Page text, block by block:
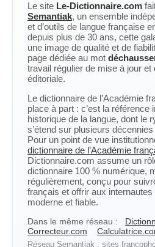
Le site Le-Dictionnaire.com
Semantiak, un ensemble
et d’outils de langue française
depuis plus de 30 ans, cette
une image de qualité et de
page dédiée au mot
travail régulier de mise à jour et
éditoriale.
Le dictionnaire de l’Académie
place à part : c’est la référence
historique de la langue, dont le
s’étend sur plusieurs
Pour un point de vue
dictionnaire de l’Académie
Dictionnaire.com assume un
dictionnaire 100 % numérique,
régulièrement, conçu pour
français et offrir aux internautes
moderne et fiable.
Dans le même réseau :
Correcteur.com
Réseau Semantiak : sites